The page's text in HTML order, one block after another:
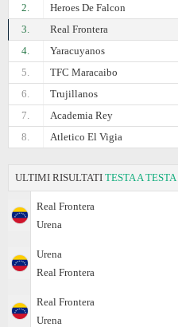
2.
Heroes De Falcon
3.
Real Frontera
4.
Yaracuyanos
5.
TFC Maracaibo
6.
Trujillanos
7.
Academia Rey
8.
Atletico El Vigia
ULTIMI RISULTATI TESTA A TESTA
Real Frontera
Urena
Urena
Real Frontera
Real Frontera
Urena